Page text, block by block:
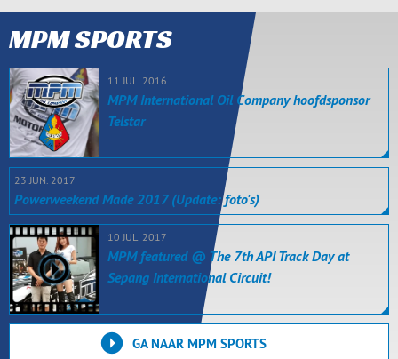
MPM SPORTS
11 JUL. 2016
MPM International Oil Company hoofdsponsor
Telstar
23 JUN. 2017
Powerweekend Made 2017 (Update: foto's)
10 JUL. 2017
MPM featured @ The 7th API Track Day at
Sepang International Circuit!
GA NAAR MPM SPORTS